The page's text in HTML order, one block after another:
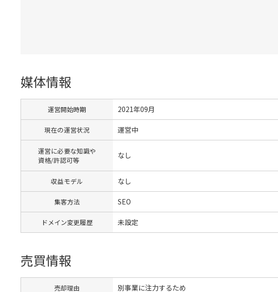
媒体情報
運営開始時期 2021年09月
現在の運営状況 運営中
運営に必要な知識や
資格/許認可等
なし
収益モデル なし
集客方法 SEO
ドメイン変更履歴 未設定
売買情報
売却理由 別事業に注力するため